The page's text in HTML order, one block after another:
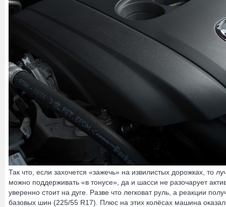
Так что, если захочется «зажечь» на извилистых дорожках, то
можно поддерживать «в тонусе», да и шасси не разочарует
уверенно стоит на дуге. Разве что легковат руль, а реакции
базовых шин (225/55 R17). Плюс на этих колёсах машина